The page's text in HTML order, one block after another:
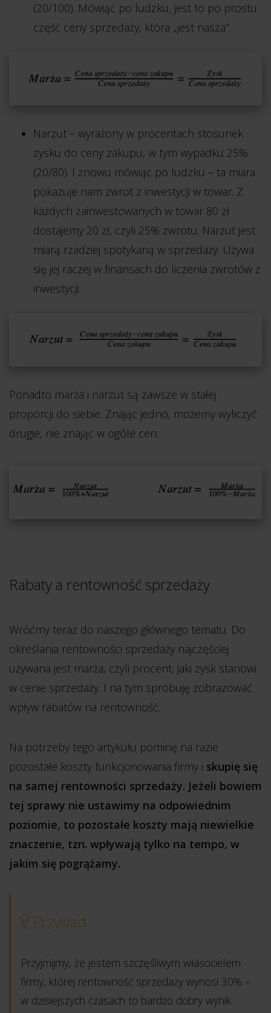
(20/100). Mówiąc po ludzku, jest to po prostu
część ceny sprzedaży, która „jest nasza”.
Narzut – wyrażony w procentach stosunek
zysku do ceny zakupu, w tym wypadku 25%
(20/80). I znowu mówiąc po ludzku – ta miara
pokazuje nam zwrot z inwestycji w towar. Z
każdych zainwestowanych w towar 80 zł
dostajemy 20 zł, czyli 25% zwrotu. Narzut jest
miarą rzadziej spotykaną w sprzedaży. Używa
się jej raczej w finansach do liczenia zwrotów z
inwestycji.
Ponadto marża i narzut są zawsze w stałej
proporcji do siebie. Znając jedno, możemy wyliczyć
drugie, nie znając w ogóle cen:
Rabaty a rentowność sprzedaży
Wróćmy teraz do naszego głównego tematu. Do
określania rentowności sprzedaży najczęściej
używana jest marża, czyli procent, jaki zysk stanowi
w cenie sprzedaży. I na tym spróbuję zobrazować
wpływ rabatów na rentowność.
Na potrzeby tego artykułu pominę na razie
pozostałe koszty funkcjonowania firmy i skupię się
na samej rentowności sprzedaży. Jeżeli bowiem
tej sprawy nie ustawimy na odpowiednim
poziomie, to pozostałe koszty mają niewielkie
znaczenie, tzn. wpływają tylko na tempo, w
jakim się pogrążamy.
Przykład
Przyjmijmy, że jestem szczęśliwym właścicielem
firmy, której rentowność sprzedaży wynosi 30% –
w dzisiejszych czasach to bardzo dobry wynik.